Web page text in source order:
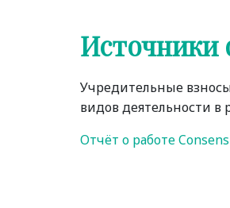
Источники
Учредительные
видов деятельности в
Отчёт о работе